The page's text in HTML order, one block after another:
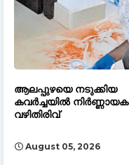
ആലപ്പുഴയെ നടുക്കിയ
കവർച്ചയിൽ നിർണ്ണായക
വഴിതിരിവ്
August 05, 2026